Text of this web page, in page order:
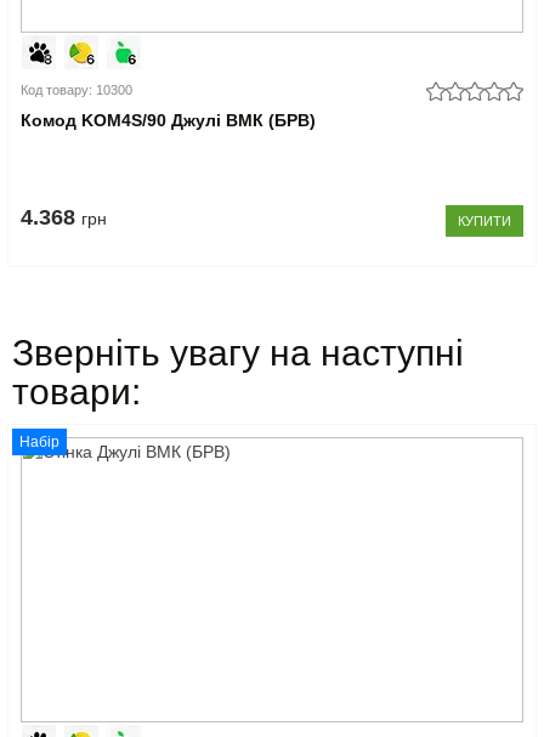
Код товару: 10300
Комод KOM4S/90 Джулі ВМК (БРВ)
4.368 грн КУПИТИ
Зверніть увагу на наступні
товари:
Набір